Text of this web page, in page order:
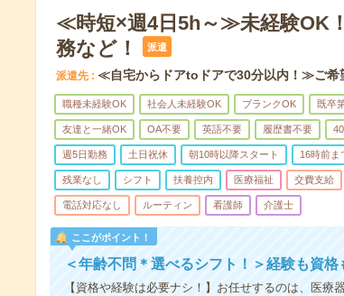
≪時短×週4日5h～≫未経験OK
務など！
派遣
派遣先 ≪自宅からドアtoドアで30分以内！≫ご希
職種未経験OK 社会人未経験OK ブランクOK 既卒
友達と一緒OK OA不要 英語不要 履歴書不要
週5日勤務 土日祝休 朝10時以降スタート 16時前ま
残業なし シフト 扶養控内 医療福祉 交費支給
電話対応なし ルーティン 看護師 介護士
ここがポイント！
＜年齢不問＊選べるシフト！＞経験も資
【資格や経験は必要ナシ！】お任せするのは、医